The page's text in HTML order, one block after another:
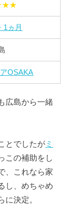
1ヵ月
OSAKA
広島から一緒
とでしたが ミ
この補助をし
、これなら家
し、めちゃめ
決定。